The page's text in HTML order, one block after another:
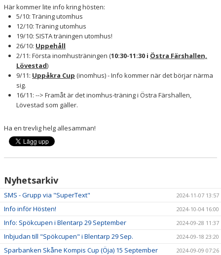
KONTAKT
Här kommer lite info kring hösten:
5/10: Träning utomhus
12/10: Träning utomhus
19/10: SISTA träningen utomhus!
26/10: Uppehåll
2/11: Första inomhusträningen (10:30-11:30 i Östra Färshallen,
Lövestad)
9/11: Uppåkra Cup (inomhus) - Info kommer när det börjar närma
sig.
16/11: --> Framåt är det inomhus-träning i Östra Färshallen,
Lövestad som gäller.
Ha en trevlig helg allesamman!
Nyhetsarkiv
SMS - Grupp via "SuperText" 2024-11-07 13:57
Info inför Hösten! 2024-10-04 16:00
Info: Spökcupen i Blentarp 29 September 2024-09-28 11:37
Inbjudan till "Spökcupen" i Blentarp 29 Sep. 2024-09-18 23:20
Sparbanken Skåne Kompis Cup (Öja) 15 September 2024-09-09 07:26